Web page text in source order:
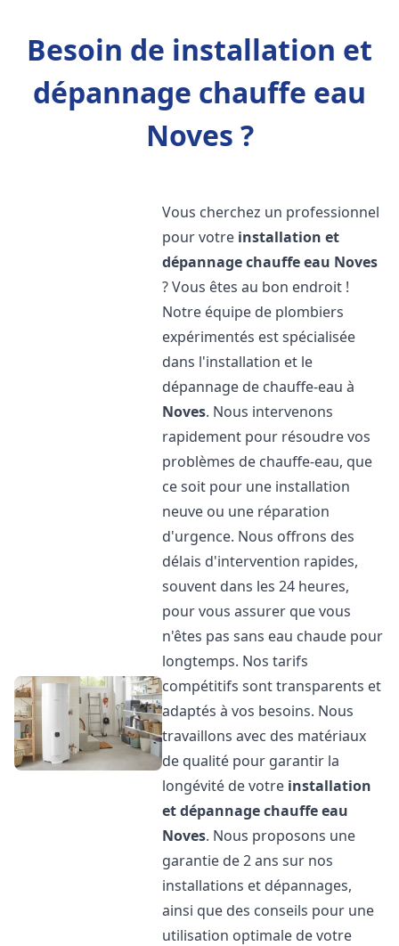
Besoin de installation et
dépannage chauffe eau
Noves ?
Vous cherchez un professionnel
pour votre installation et
dépannage chauffe eau Noves
? Vous êtes au bon endroit !
Notre équipe de plombiers
expérimentés est spécialisée
dans l'installation et le
dépannage de chauffe-eau à
Noves. Nous intervenons
rapidement pour résoudre vos
problèmes de chauffe-eau, que
ce soit pour une installation
neuve ou une réparation
d'urgence. Nous offrons des
délais d'intervention rapides,
souvent dans les 24 heures,
pour vous assurer que vous
n'êtes pas sans eau chaude pour
longtemps. Nos tarifs
compétitifs sont transparents et
adaptés à vos besoins. Nous
travaillons avec des matériaux
de qualité pour garantir la
longévité de votre installation
et dépannage chauffe eau
Noves. Nous proposons une
garantie de 2 ans sur nos
installations et dépannages,
ainsi que des conseils pour une
utilisation optimale de votre